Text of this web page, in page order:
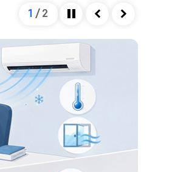
혈압이 낮아지는 정도가 다
1 / 2